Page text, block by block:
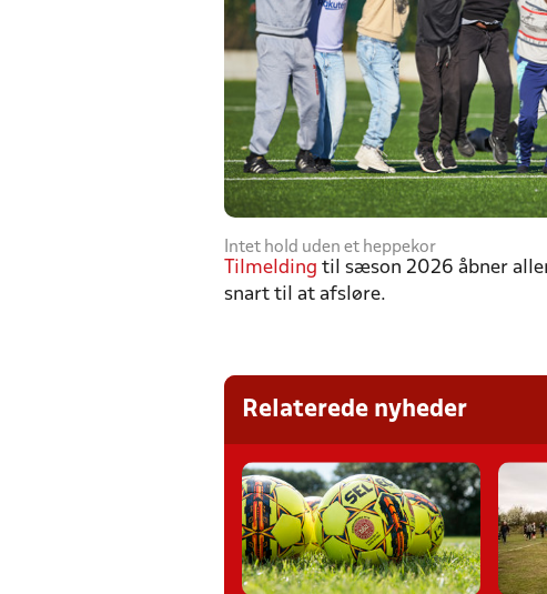
Intet hold uden et heppekor
Tilmelding til sæson 2026 åbner
snart til at afsløre.
Relaterede nyheder